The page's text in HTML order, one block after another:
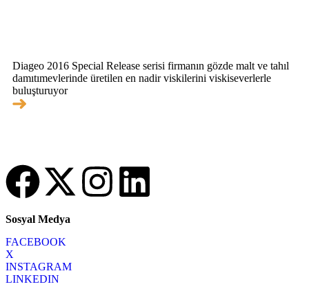
Diageo 2016 Special Release serisi firmanın gözde malt ve tahıl
damıtımevlerinde üretilen en nadir viskilerini viskiseverlerle
buluşturuyor
Sosyal Medya
FACEBOOK
X
INSTAGRAM
LINKEDIN